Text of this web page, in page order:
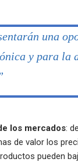
una
y para la
los mercados:
de valor los
pueden